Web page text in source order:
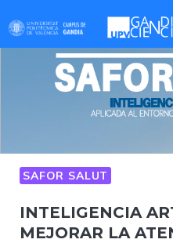
contenido
SAFOR SALUT
INTELIGENCIA
MEJORAR LA